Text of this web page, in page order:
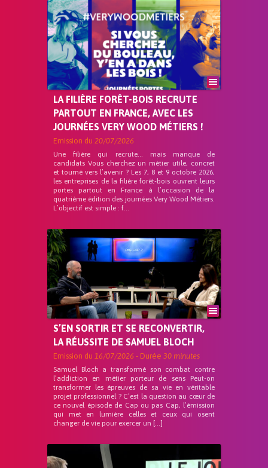
LA FILIÈRE FORÊT-BOIS RECRUTE
PARTOUT EN FRANCE, AVEC LES
JOURNÉES VERY WOOD MÉTIERS !
Emission du 20/07/2026
Une filière qui recrute… mais manque de
candidats Vous cherchez un métier utile, concret
et tourné vers l’avenir ? Les 7, 8 et 9 octobre 2026,
les entreprises de la filière forêt-bois ouvrent leurs
portes partout en France à l’occasion de la
quatrième édition des journées Very Wood Métiers.
L’objectif est simple : f...
S’EN SORTIR ET SE RECONVERTIR,
LA RÉUSSITE DE SAMUEL BLOCH
Emission du 16/07/2026 - Durée 30 minutes
Samuel Bloch a transformé son combat contre
l’addiction en métier porteur de sens Peut-on
transformer les épreuves de sa vie en véritable
projet professionnel ? C’est la question au cœur de
ce nouvel épisode de Cap ou pas Cap, l’émission
qui met en lumière celles et ceux qui osent
changer de vie pour exercer un […]